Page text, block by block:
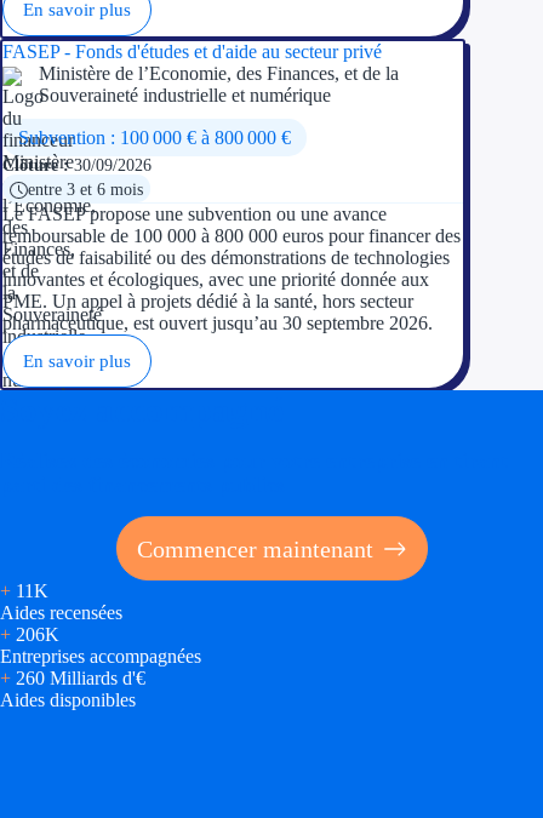
En savoir plus
FASEP - Fonds d'études et d'aide au secteur privé
Ministère de l’Economie, des Finances, et de la
Souveraineté industrielle et numérique
Subvention : 100 000 € à 800 000 €
Clôture :30/09/2026
entre 3 et 6 mois
Le FASEP propose une subvention ou une avance
remboursable de 100 000 à 800 000 euros pour financer des
études de faisabilité ou des démonstrations de technologies
innovantes et écologiques, avec une priorité donnée aux
PME. Un appel à projets dédié à la santé, hors secteur
pharmaceutique, est ouvert jusqu’au 30 septembre 2026.
En savoir plus
Commencer maintenant
+ 11K
Aides recensées
+ 206K
Entreprises accompagnées
+ 260 Milliards d'€
Aides disponibles